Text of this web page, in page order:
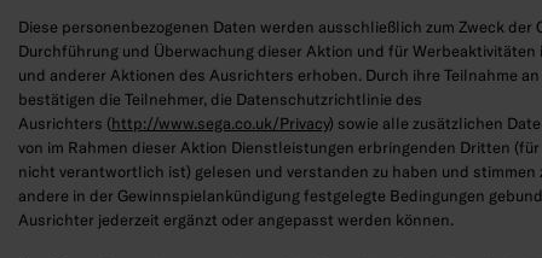
Diese personenbezogenen Daten werden ausschließlich zum Zweck der
Durchführung und Überwachung dieser Aktion und für Werbeaktivitäten
und anderer Aktionen des Ausrichters erhoben. Durch ihre Teilnahme
bestätigen die Teilnehmer, die Datenschutzrichtlinie des
Ausrichters (http://www.sega.co.uk/Privacy) sowie alle zusätzlichen
von im Rahmen dieser Aktion Dienstleistungen erbringenden Dritten
nicht verantwortlich ist) gelesen und verstanden zu haben und stimmen
andere in der Gewinnspielankündigung festgelegte Bedingungen
Ausrichter jederzeit ergänzt oder angepasst werden können.